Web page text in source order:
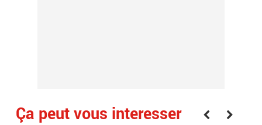
Ça peut vous interesser